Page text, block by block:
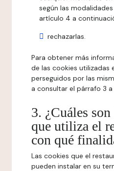
según las
artículo 4 a
rechazarlas.
Para obtener más
de las cookies utilizadas
perseguidos por las
a consultar el párrafo 3
3. ¿Cuáles
que utiliza el
con qué
Las cookies que el
pueden instalar en su